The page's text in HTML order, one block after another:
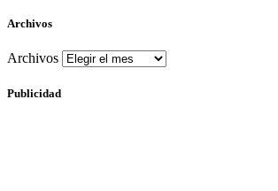
Archivos
Archivos
Publicidad